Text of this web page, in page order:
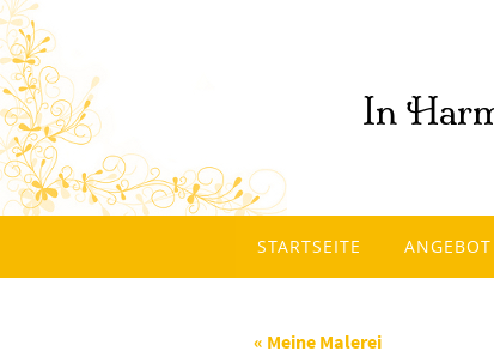
Zum
Inhalt
springen
Inhalt
springen
STARTSEITE ANGEBOT
« Meine Malerei